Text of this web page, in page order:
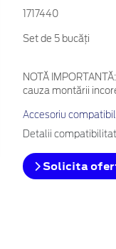
1717440
Set de 5 bucăţi
NOTĂ IMPORTANTĂ:
cauza montării
Accesoriu compatibil
Detalii
Solicita